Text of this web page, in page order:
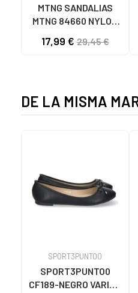
MTNG SANDALIAS
MTNG 84660 NYLON
C59785 - - NYLON
17,99 €29,45 €
DE LA MISMA
SPORT3PUNTO0
SPORT3PUNTO0
CF189-NEGRO VARIOS